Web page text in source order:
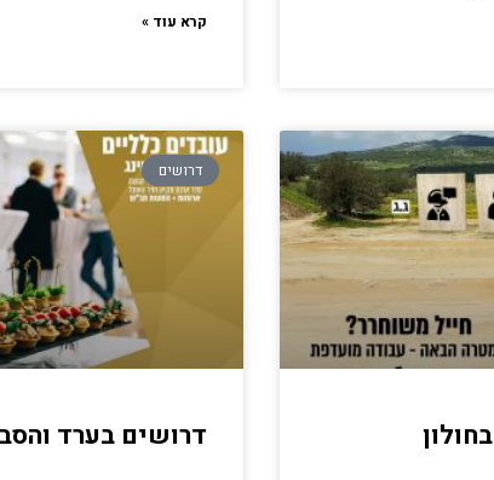
קרא עוד »
דרושים
דרושים בערד